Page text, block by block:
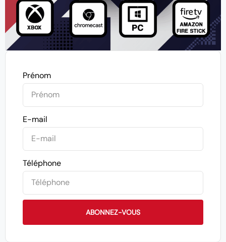
Prénom
E-mail
Téléphone
ABONNEZ-VOUS